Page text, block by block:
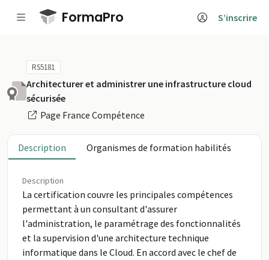
Passer au contenu principal
FormaPro S’inscrire
RS5181
Architecturer et administrer une infrastructure cloud
sécurisée
Page France Compétence
Description Organismes de formation habilités
Description
La certification couvre les principales compétences
permettant à un consultant d'assurer
l'administration, le paramétrage des fonctionnalités
et la supervision d'une architecture technique
informatique dans le Cloud. En accord avec le chef de